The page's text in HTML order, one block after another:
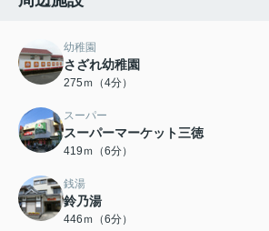
幼稚園
さざれ幼稚園
275ｍ（4分）
スーパー
スーパーマーケット三徳
419ｍ（6分）
銭湯
鈴乃湯
446ｍ（6分）